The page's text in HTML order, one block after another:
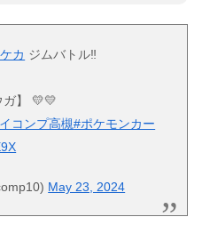
カ ジムバトル‼️
】 💛💛
コンプ高槻#ポケモンカー
May 23, 2024